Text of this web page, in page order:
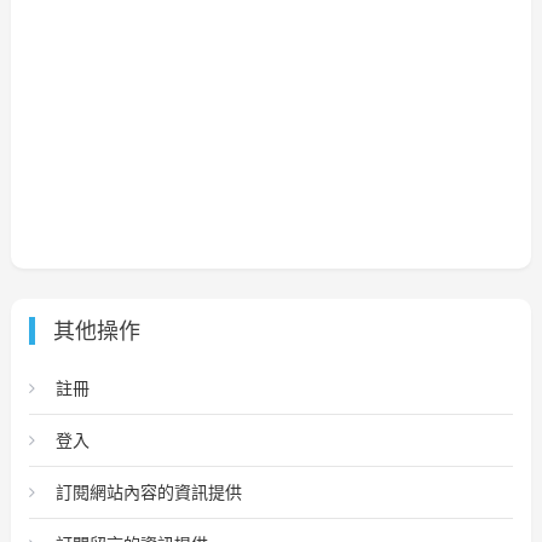
其他操作
註冊
登入
訂閱網站內容的資訊提供